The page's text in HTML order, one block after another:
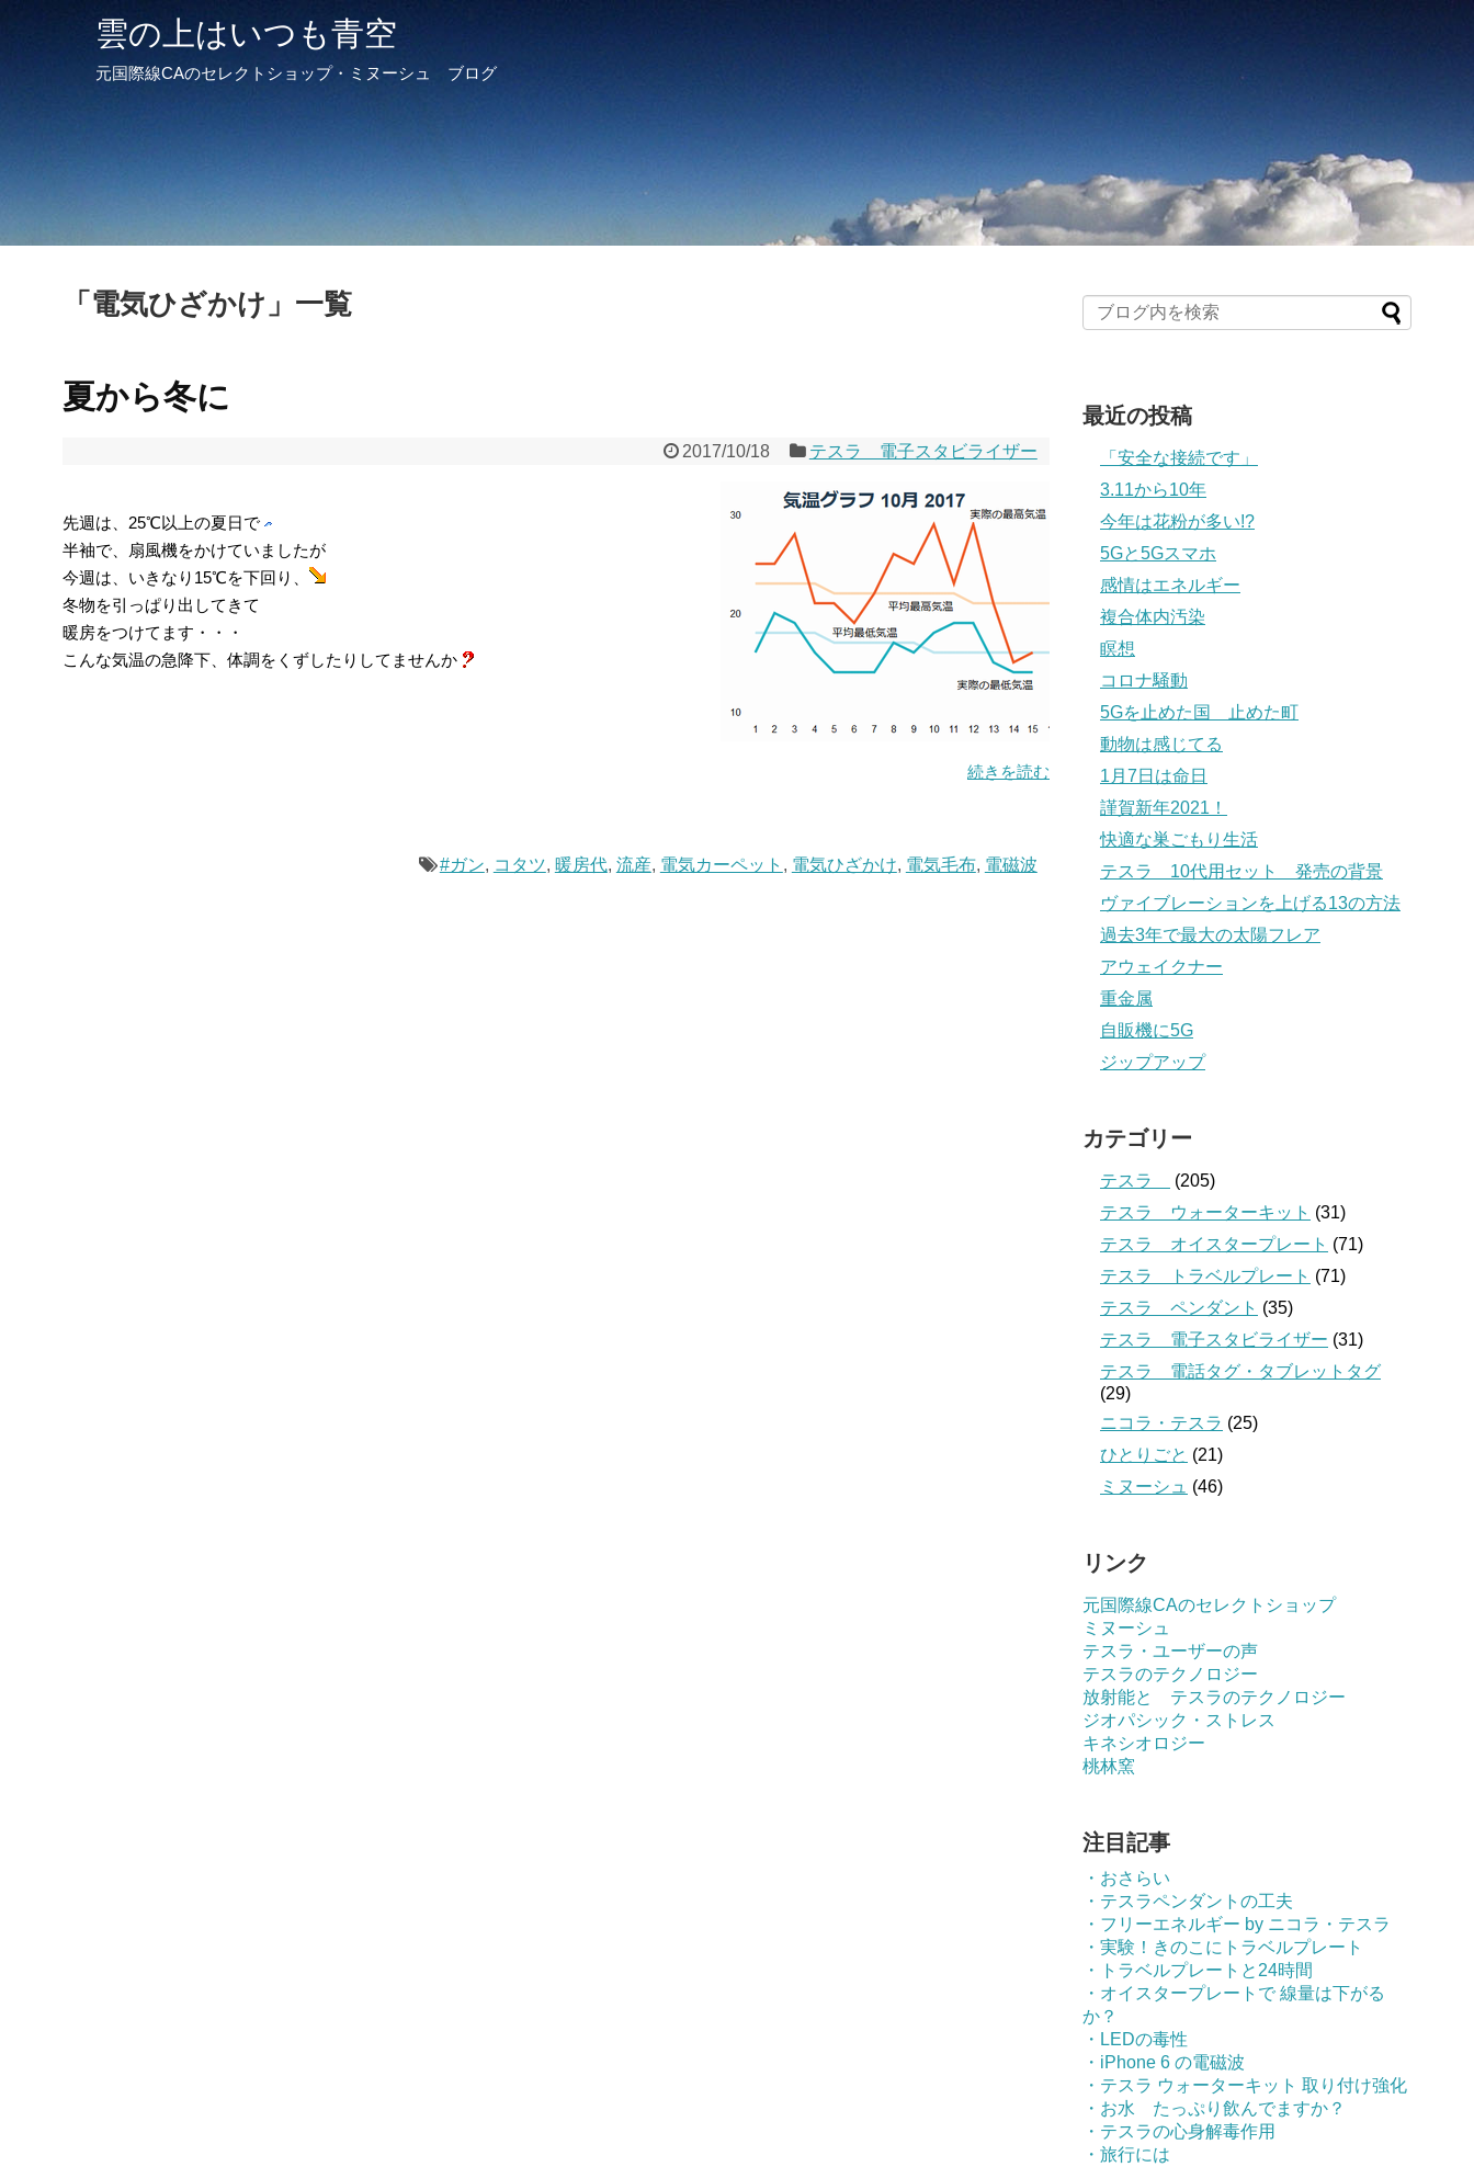
雲の上はいつも青空
元国際線CAのセレクトショップ・ミヌーシュ ブログ
「 電気ひざかけ 」 一覧
夏から冬に
2017/10/18 テスラ 電子スタビライザー
先週は、25℃以上の夏日で
半袖で、扇風機をかけていましたが
今週は、いきなり15℃を下回り、
冬物を引っぱり出してきて
暖房をつけてます・・・
こんな気温の急降下、体調をくずしたりしてませんか
続きを読む
#ガン, コタツ, 暖房代, 流産, 電気カーペット , 電気ひざかけ, 電気毛布, 電磁波
最近の投稿
「安全な接続です」
3.11から10年
今年は花粉が多い!?
5Gと5Gスマホ
感情はエネルギー
複合体内汚染
瞑想
コロナ騒動
5Gを止めた国 止めた町
動物は感じてる
1月7日は命日
謹賀新年2021！
快適な巣ごもり生活
テスラ 10代用セット 発売の背景
ヴァイブレーションを上げる13の方法
過去3年で最大の太陽フレア
アウェイクナー
重金属
自販機に5G
ジップアップ
カテゴリー
テスラ
(205)
テスラ ウォーターキット (31)
テスラ オイスタープレート (71)
テスラ トラベルプレート (71)
テスラ ペンダント (35)
テスラ 電子スタビライザー (31)
テスラ 電話タグ・タブレットタグ
(29)
ニコラ・テスラ (25)
ひとりごと (21)
ミヌーシュ (46)
リンク
元国際線CAのセレクトショップ
ミヌーシュ
テスラ・ユーザーの声
テスラのテクノロジー
放射能と テスラのテクノロジー
ジオパシック・ストレス
キネシオロジー
桃林窯
注目記事
・おさらい
・テスラペンダントの工夫
・フリーエネルギー by ニコラ・テスラ
・実験！きのこにトラベルプレート
・トラベルプレートと24時間
・オイスタープレートで 線量は下がる
か？
・LEDの毒性
・iPhone 6 の電磁波
・テスラ ウォーターキット 取り付け強化
・お水 たっぷり飲んでますか？
・テスラの心身解毒作用
・旅行には